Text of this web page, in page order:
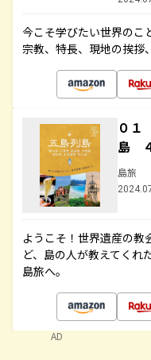
今こそ学びたい世界のこ
宗教、特長、現地の挨拶
０
島
島旅
ようこそ！世界遺産の教
ど、島の人が教えてくれ
島旅へ。
AD